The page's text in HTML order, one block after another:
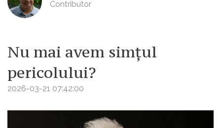
Contributor
Nu mai avem simțul
pericolului?
2026-03-21 07:42:00